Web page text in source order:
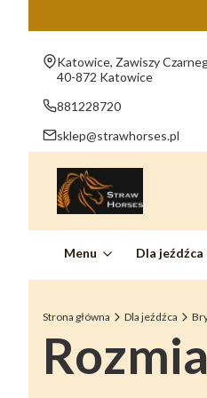
Adres:
Katowice, Zawiszy
40-872 Katowice
881228720
sklep@strawhorses.pl
Menu Dla jeźdźca
Strona główna Dla jeźdźca